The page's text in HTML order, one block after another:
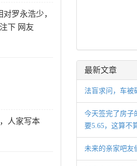
罗永浩少，
下 网友
人家写本
最新文章
法盲求问，车被
今天签完了房子
要5.65，这算不
未来的亲家吧友